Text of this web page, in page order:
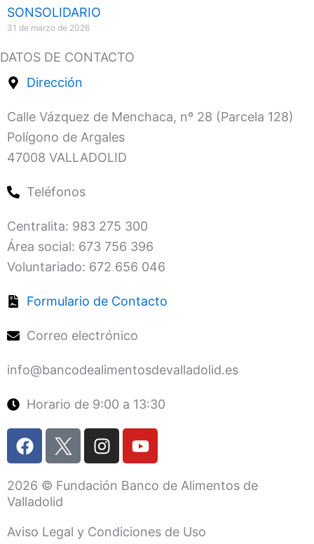
SONSOLIDARIO
31 de marzo de 2026
DATOS DE CONTACTO
Dirección
Calle Vázquez de Menchaca, nº 28 (Parcela 128)
Polígono de Argales
47008 VALLADOLID
Teléfonos
Centralita: 983 275 300
Área social: 673 756 396
Voluntariado: 672 656 046
Formulario de Contacto
Correo electrónico
info@bancodealimentosdevalladolid.es
Horario de 9:00 a 13:30
F
a
e
b
o
I
n
t
g
Y
o
t
b
2026 © Fundación Banco de Alimentos de
Valladolid
Aviso Legal y Condiciones de Uso